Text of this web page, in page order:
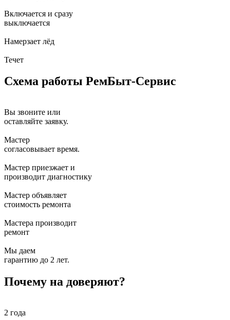
Включается и сразу
выключается
Намерзает лёд
Течет
Схема работы РемБыт-Сервис
Вы звоните или
оставляйте заявку.
Мастер
согласовывает время.
Мастер приезжает и
производит диагностику
Мастер объявляет
стоимость ремонта
Мастера производит
ремонт
Мы даем
гарантию до 2 лет.
Почему на доверяют?
2 года